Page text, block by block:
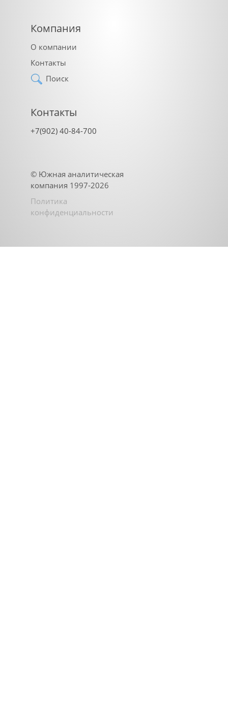
Компания
О компании
Контакты
Поиск
Контакты
+7(902) 40-84-700
© Южная аналитическая
компания 1997-2026
Политика
конфиденциальности